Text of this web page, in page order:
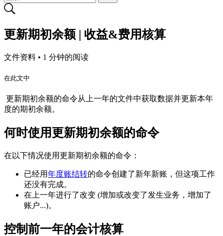
更新期初余额 | 收益&费用核算
文件资料 • 1 分钟的阅读
在此文中
更新期初余额的命令从上一年的文件中获取数据并更新本年
度的期初余额。
何时使用更新期初余额的命令
在以下情况使用更新期初余额的命令：
已经用年度账结转的命令创建了新年新账，但这项工作
还没有完成。
在上一年进行了改变 (增加或改变了发生业务，增加了
账户...)。
控制前一年的会计核算